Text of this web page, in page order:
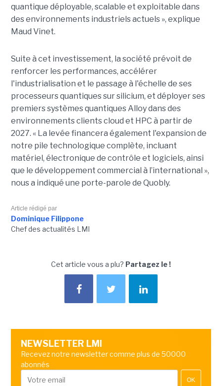
quantique déployable, scalable et exploitable dans
des environnements industriels actuels », explique
Maud Vinet.
Suite à cet investissement, la société prévoit de
renforcer les performances, accélérer
l'industrialisation et le passage à l'échelle de ses
processeurs quantiques sur silicium, et déployer ses
premiers systèmes quantiques Alloy dans des
environnements clients cloud et HPC à partir de
2027. « La levée financera également l'expansion de
notre pile technologique complète, incluant
matériel, électronique de contrôle et logiciels, ainsi
que le développement commercial à l’international »,
nous a indiqué une porte-parole de Quobly.
Article rédigé par
Dominique Filippone
Chef des actualités LMI
Cet article vous a plu? Partagez le !
NEWSLETTER LMI
Recevez notre newsletter comme plus de 50000
abonnés
OK